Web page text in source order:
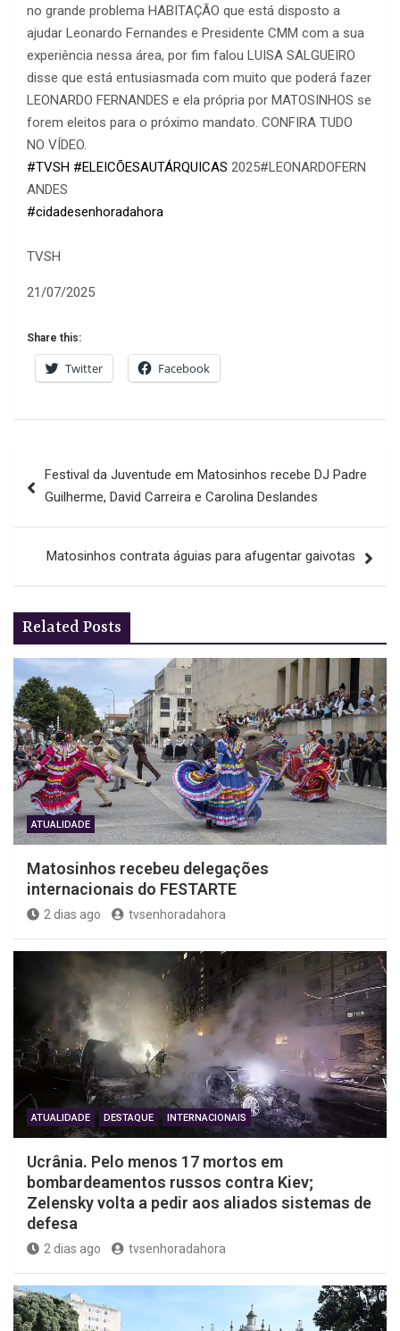
no grande problema HABITAÇÃO que está disposto a
ajudar Leonardo Fernandes e Presidente CMM com a sua
experiência nessa área, por fim falou LUISA SALGUEIRO
disse que está entusiasmada com muito que poderá fazer
LEONARDO FERNANDES e ela própria por MATOSINHOS se
forem eleitos para o próximo mandato. CONFIRA TUDO
NO VÍDEO.
#TVSH #ELEICÕESAUTÁRQUICAS 2025#LEONARDOFERN
ANDES
#cidadesenhoradahora
TVSH
21/07/2025
Share this:
Twitter Facebook
de
Festival da Juventude em Matosinhos recebe DJ Padre
Guilherme, David Carreira e Carolina Deslandes
Matosinhos contrata águias para afugentar gaivotas
Related Posts
ATUALIDADE
Matosinhos recebeu delegações
internacionais do FESTARTE
2 dias ago tvsenhoradahora
ATUALIDADE DESTAQUE INTERNACIONAIS
Ucrânia. Pelo menos 17 mortos em
bombardeamentos russos contra Kiev;
Zelensky volta a pedir aos aliados sistemas de
defesa
2 dias ago tvsenhoradahora